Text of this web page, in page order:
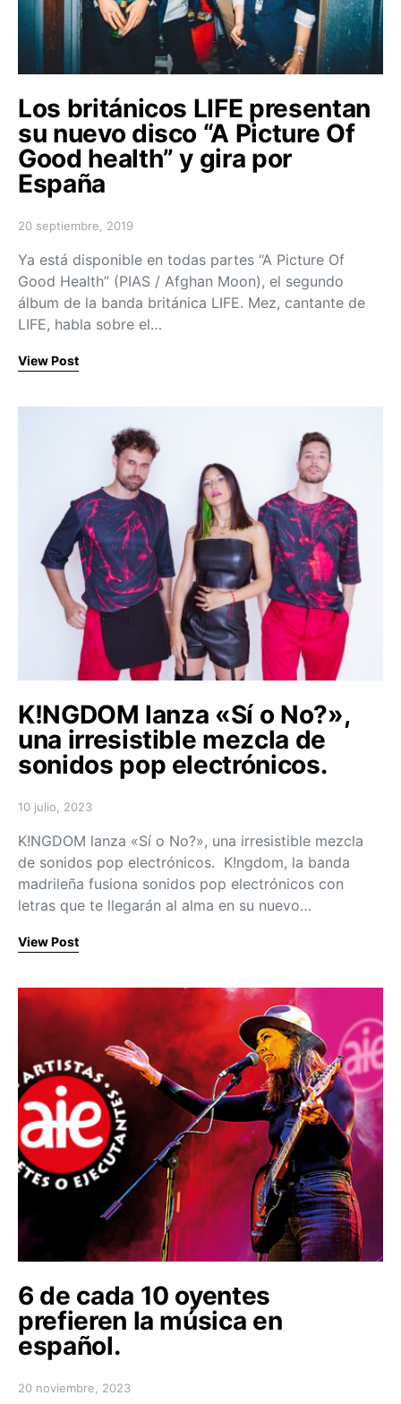
Los británicos LIFE presentan
su nuevo disco “A Picture Of
Good health” y gira por
España
Posted on
20 septiembre, 2019
Ya está disponible en todas partes “A Picture Of
Good Health” (PIAS / Afghan Moon), el segundo
álbum de la banda británica LIFE. Mez, cantante de
LIFE, habla sobre el…
View Post
K!NGDOM lanza «Sí o No?»,
una irresistible mezcla de
sonidos pop electrónicos.
Posted on
10 julio, 2023
K!NGDOM lanza «Sí o No?», una irresistible mezcla
de sonidos pop electrónicos. K!ngdom, la banda
madrileña fusiona sonidos pop electrónicos con
letras que te llegarán al alma en su nuevo…
View Post
6 de cada 10 oyentes
prefieren la música en
español.
Posted on
20 noviembre, 2023